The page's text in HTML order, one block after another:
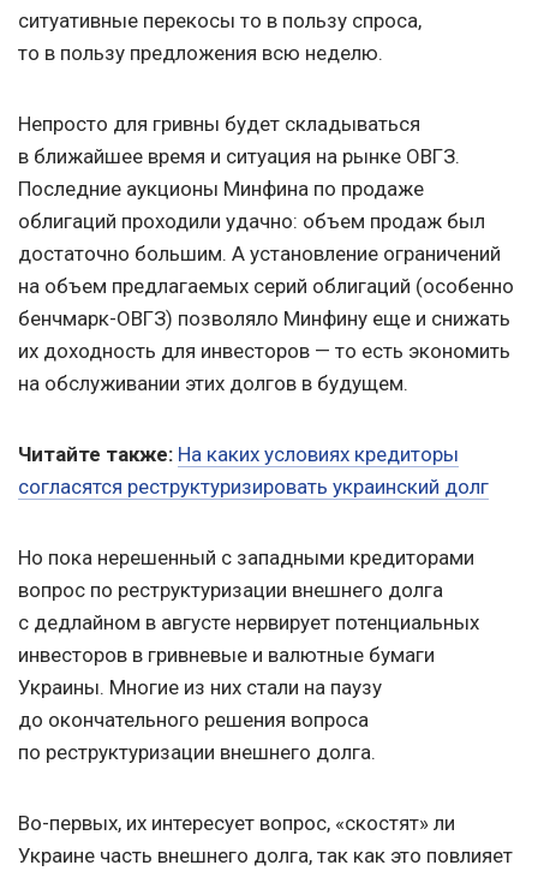
ситуативные перекосы то в пользу спроса,
то в пользу предложения всю неделю.
Непросто для гривны будет складываться
в ближайшее время и ситуация на рынке ОВГЗ.
Последние аукционы Минфина по продаже
облигаций проходили удачно: объем продаж был
достаточно большим. А установление ограничений
на объем предлагаемых серий облигаций (особенно
бенчмарк-ОВГЗ) позволяло Минфину еще и снижать
их доходность для инвесторов — то есть экономить
на обслуживании этих долгов в будущем.
Читайте также: На каких условиях кредиторы
согласятся реструктуризировать украинский долг
Но пока нерешенный с западными кредиторами
вопрос по реструктуризации внешнего долга
с дедлайном в августе нервирует потенциальных
инвесторов в гривневые и валютные бумаги
Украины. Многие из них стали на паузу
до окончательного решения вопроса
по реструктуризации внешнего долга.
Во-первых, их интересует вопрос, «скостят» ли
Украине часть внешнего долга, так как это повлияет